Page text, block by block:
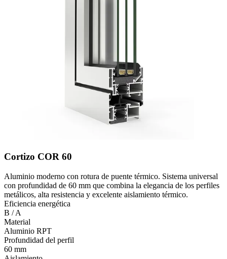
Cortizo COR 60
Aluminio moderno con rotura de puente térmico. Sistema universal
con profundidad de 60 mm que combina la elegancia de los perfiles
metálicos, alta resistencia y excelente aislamiento térmico.
Eficiencia energética
B / A
Material
Aluminio RPT
Profundidad del perfil
60 mm